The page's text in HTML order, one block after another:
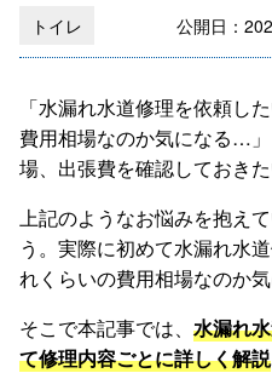
トイレ 公開日：
「水漏れ水道修理を依頼し
費用相場なのか気になる…
場、出張費を確認しておきた
上記のようなお悩みを抱え
う。実際に初めて水漏れ水
れくらいの費用相場なのか気
そこで本記事では、 水漏れ
て修理内容ごとに詳しく解説